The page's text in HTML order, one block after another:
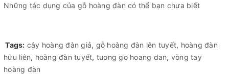
Những tác dụng của gỗ hoàng đàn có thể bạn chưa biết
Tags: cây hoàng đàn giả, gỗ hoàng đàn lên tuyết, hoàng đàn
hữu liên, hoàng đàn tuyết, tuong go hoang dan, vòng tay
hoàng đàn